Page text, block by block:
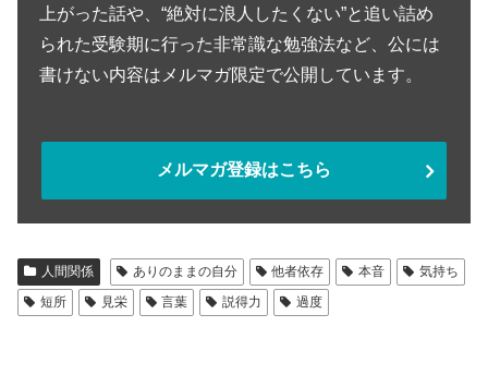
上がった話や、“絶対に浪人したくない”と追い詰め
られた受験期に行った非常識な勉強法など、公には
書けない内容はメルマガ限定で公開しています。
メルマガ登録はこちら
人間関係 ありのままの自分 他者依存 本音
気持ち
短所
見栄 言葉 説得力 過度